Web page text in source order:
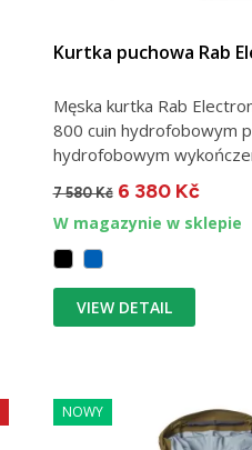
Kurtka puchowa Rab
Męska kurtka Rab
800 cuin hydrofobowym
hydrofobowym
7 580 Kč 6 380 Kč
W magazynie w sklepie
VIEW DETAIL
NOWY